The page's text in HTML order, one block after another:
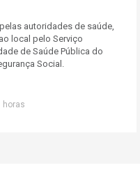
autoridades de saúde,
local pelo Serviço
de Saúde Pública do
Social.
horas